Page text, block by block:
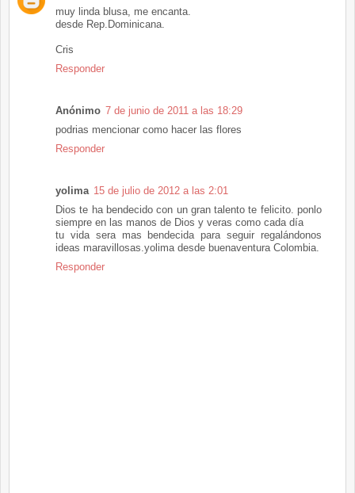
muy linda blusa, me encanta.
desde Rep.Dominicana.
Cris
Responder
Anónimo 7 de junio de 2011 a las 18:29
podrias mencionar como hacer las flores
Responder
yolima 15 de julio de 2012 a las 2:01
Dios te ha bendecido con un gran talento te felicito. ponlo
siempre en las manos de Dios y veras como cada día
tu vida sera mas bendecida para seguir regalándonos
ideas maravillosas.yolima desde buenaventura Colombia.
Responder